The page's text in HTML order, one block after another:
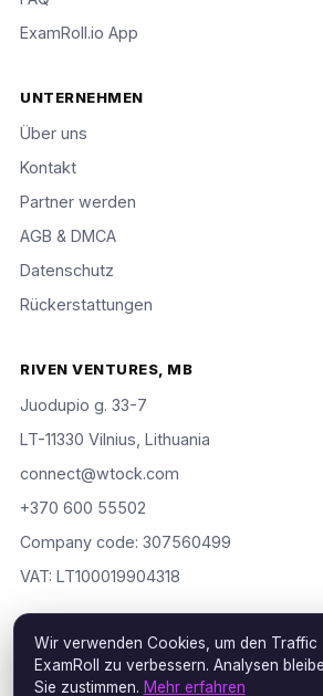
ExamRoll.io App
UNTERNEHMEN
Über uns
Kontakt
Partner werden
AGB & DMCA
Datenschutz
Rückerstattungen
RIVEN VENTURES, MB
Juodupio g. 33-7
LT-11330 Vilnius, Lithuania
connect@wtock.com
+370 600 55502
Company code: 307560499
VAT: LT100019904318
© 2016–2026 Riven Ventures, MB. Alle
Wir verwenden Cookies, um den Traffic
ExamRoll zu verbessern. Analysen
Sie zustimmen. Mehr erfahren